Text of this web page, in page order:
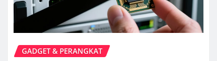
GADGET & PERANGKAT